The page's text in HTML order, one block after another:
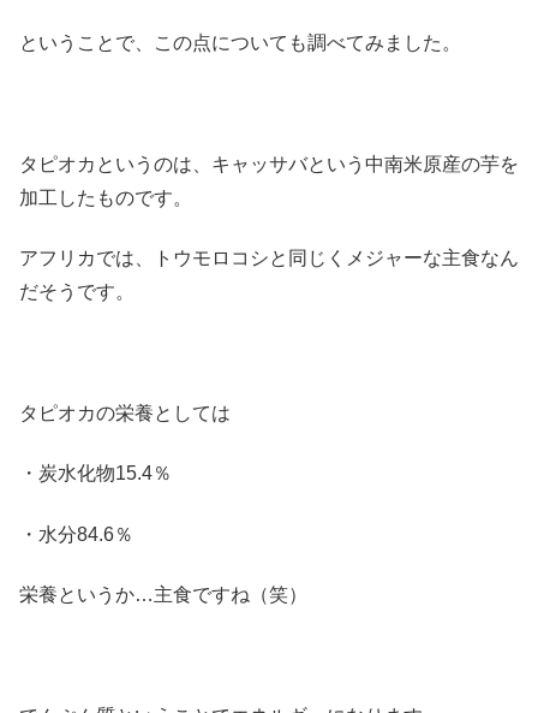
ということで、この点についても調べてみました。
タピオカというのは、キャッサバという中南米原産の芋を
加工したものです。
アフリカでは、トウモロコシと同じくメジャーな主食なん
だそうです。
タピオカの栄養としては
・炭水化物15.4％
・水分84.6％
栄養というか…主食ですね（笑）